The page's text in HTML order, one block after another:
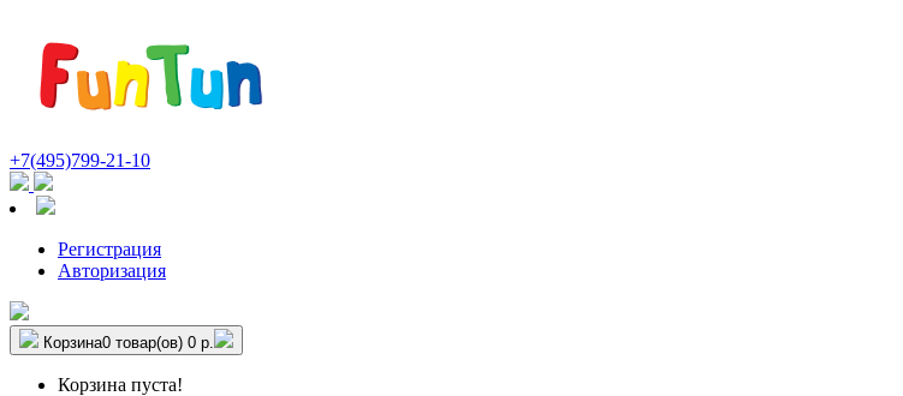
+7(495)799-21-10
Регистрация
Авторизация
Корзина0 товар(ов) 0 р.
Корзина пуста!